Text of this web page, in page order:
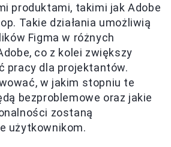
produktami, takimi jak Adobe
Takie działania umożliwią
Figma w różnych
co z kolei zwiększy
pracy dla projektantów.
w jakim stopniu te
bezproblemowe oraz jakie
zostaną
użytkownikom.